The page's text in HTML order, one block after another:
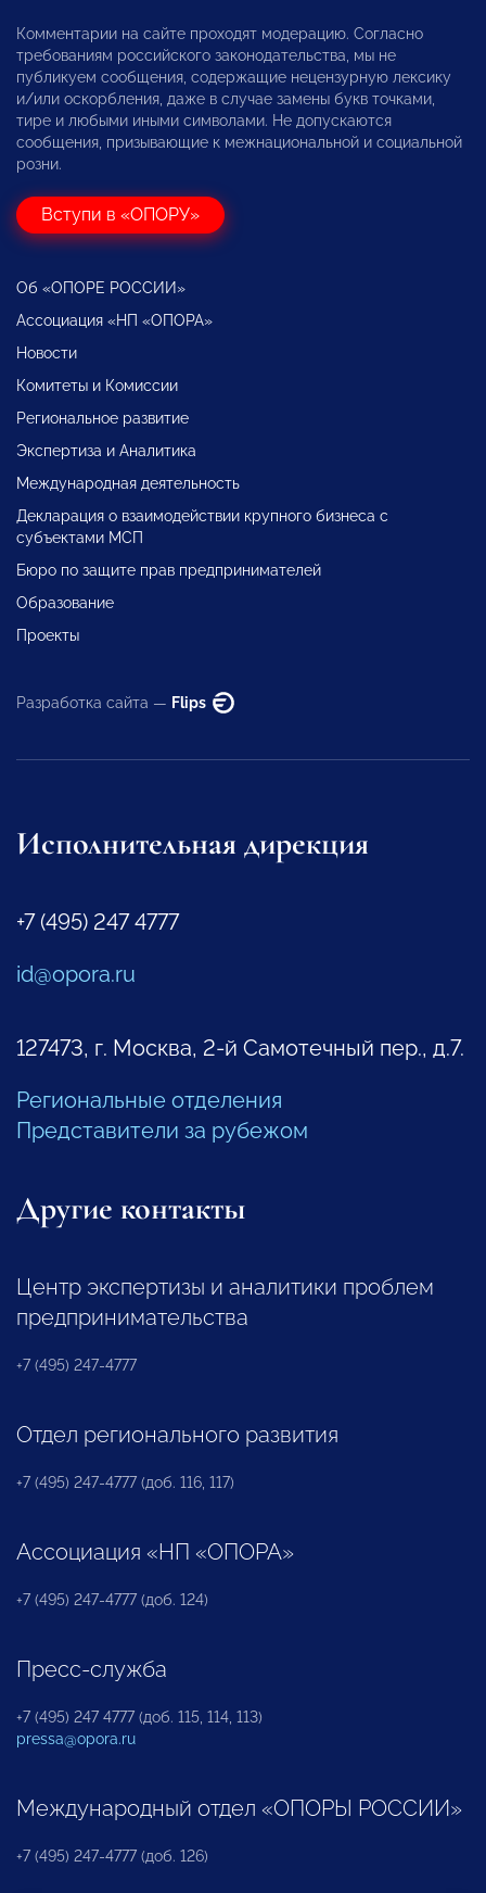
Комментарии на сайте проходят модерацию. Согласно
требованиям российского законодательства, мы не
публикуем сообщения, содержащие нецензурную лексику
и/или оскорбления, даже в случае замены букв точками,
тире и любыми иными символами. Не допускаются
сообщения, призывающие к межнациональной и социальной
розни.
Вступи в «ОПОРУ»
Об «ОПОРЕ РОССИИ»
Ассоциация «НП «ОПОРА»
Новости
Комитеты и Комиссии
Региональное развитие
Экспертиза и Аналитика
Международная деятельность
Декларация о взаимодействии крупного бизнеса с
субъектами МСП
Бюро по защите прав предпринимателей
Образование
Проекты
Разработка сайта — Flips
Исполнительная дирекция
+7 (495) 247 4777
id@opora.ru
127473, г. Москва, 2-й Самотечный пер., д.7.
Региональные отделения
Представители за рубежом
Другие контакты
Центр экспертизы и аналитики проблем
предпринимательства
+7 (495) 247-4777
Отдел регионального развития
+7 (495) 247-4777 (доб. 116, 117)
Ассоциация «НП «ОПОРА»
+7 (495) 247-4777 (доб. 124)
Пресс-служба
+7 (495) 247 4777 (доб. 115, 114, 113)
pressa@opora.ru
Международный отдел «ОПОРЫ РОССИИ»
+7 (495) 247-4777 (доб. 126)